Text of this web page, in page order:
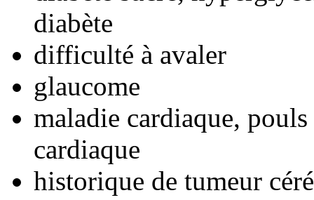
diabète
difficulté à avaler
glaucome
maladie cardiaque,
cardiaque
historique de tumeur